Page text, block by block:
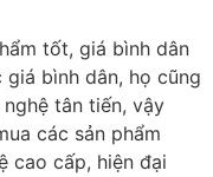
tốt, giá bình dân
giá bình dân, họ cũng
tân tiến, vậy
các sản phẩm
cao cấp, hiện đại